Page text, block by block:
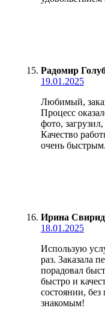
Радомир
19.01.2025
Любимый,
Процесс
фото,
Качество
очень
Ирина
18.01.2025
Использую
раз. Заказала
порадовал
быстро и
состоянии,
знакомым!